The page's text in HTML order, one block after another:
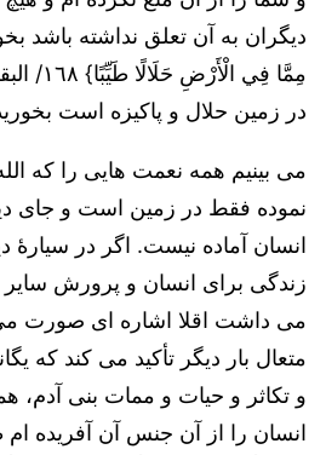
ديگران‌ به‌ آن‌ تعلق‌ نداشته‌ باشد
مِمَّا فِي
در زمين حلال و پاکيزه است
می بینیم همه نعمت هایی را که
نموده فقط در زمین است و جای
انسان آماده نیست. اگر در سیارۀ
زندگی برای انسان و پرورش
می داشت اقلا اشاره ای صورت
متعال بار دیگر تأکید می کند که
و تکاثر و حیات و ممات بنی آدم،
انسان را از آن جنس آن آفریده ام